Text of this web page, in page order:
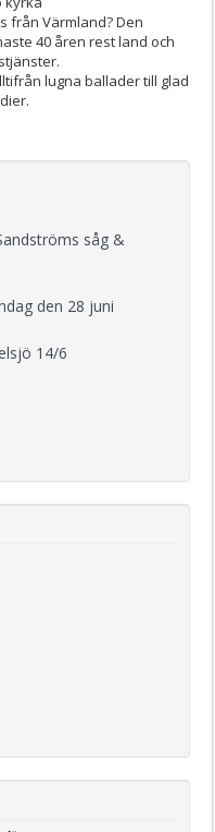
från Värmland? Den
40 åren rest land och
lugna ballader till glad
såg &
den 28 juni
14/6